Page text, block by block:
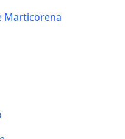
Marticorena